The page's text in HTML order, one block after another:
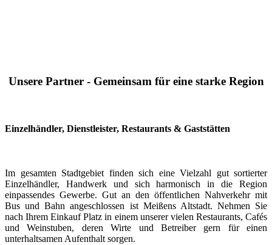
Unsere Partner - Gemeinsam für eine starke Region
Einzelhändler, Dienstleister, Restaurants & Gaststätten
Im gesamten Stadtgebiet finden sich eine Vielzahl gut sortierter
Einzelhändler, Handwerk und sich harmonisch in die Region
einpassendes Gewerbe. Gut an den öffentlichen Nahverkehr mit
Bus und Bahn angeschlossen ist Meißens Altstadt. Nehmen Sie
nach Ihrem Einkauf Platz in einem unserer vielen Restaurants, Cafés
und Weinstuben, deren Wirte und Betreiber gern für einen
unterhaltsamen Aufenthalt sorgen.